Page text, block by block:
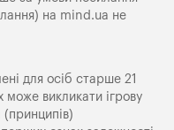
на mind.ua не
для осіб старше 21
може викликати ігрову